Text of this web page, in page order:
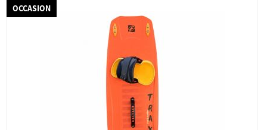
OCCASION